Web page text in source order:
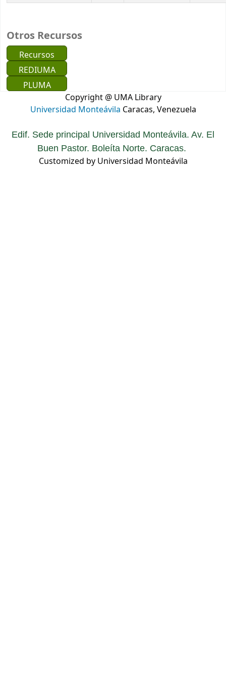
Otros Recursos
Recursos
REDIUMA
PLUMA
Copyright @ UMA Library
Universidad Monteávila Caracas, Venezuela
Edif. Sede principal Universidad Monteávila. Av. El
Buen Pastor. Boleíta Norte. Caracas.
Customized by Universidad Monteávila